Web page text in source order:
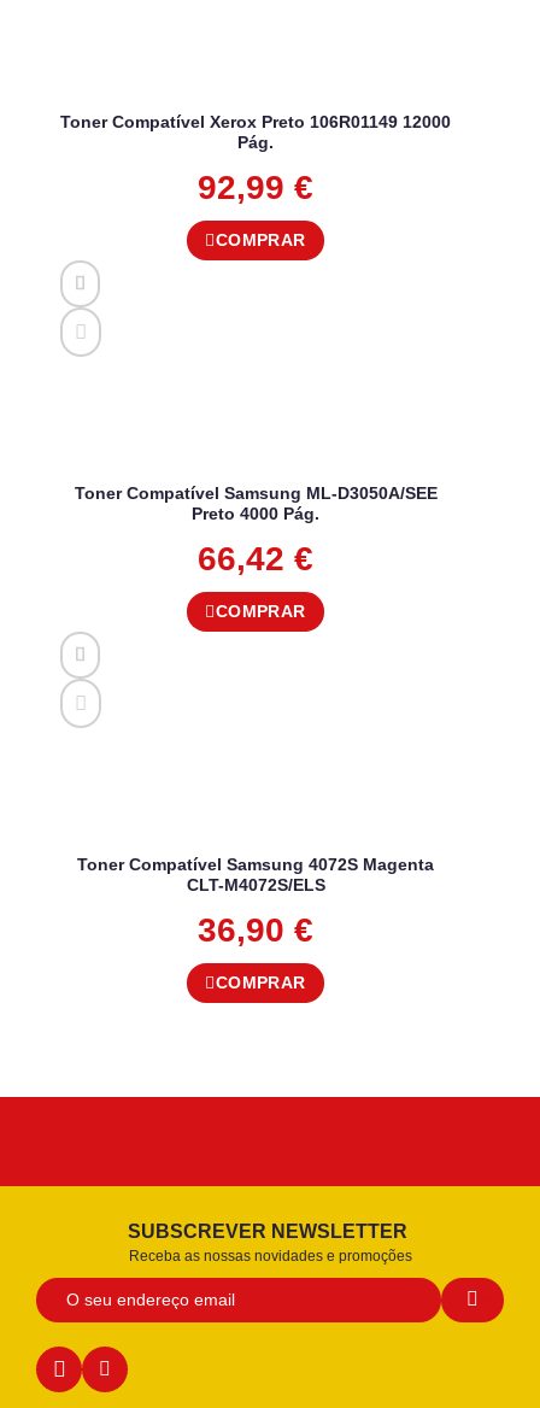
Toner Compatível Xerox Preto 106R01149 12000
Pág.
92,99 €
COMPRAR
Toner Compatível Samsung ML-D3050A/SEE
Preto 4000 Pág.
66,42 €
COMPRAR
Toner Compatível Samsung 4072S Magenta
CLT-M4072S/ELS
36,90 €
COMPRAR
SUBSCREVER NEWSLETTER
Receba as nossas novidades e promoções